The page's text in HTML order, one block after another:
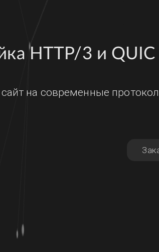
HTTP/3 и QUIC
на современные